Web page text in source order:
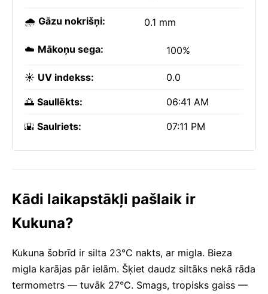
🌧️ Gāzu nokrišņi: 0.1 mm
☁️ Mākoņu sega: 100%
☀️ UV indekss: 0.0
🌅 Saullēkts: 06:41 AM
🌇 Saulriets: 07:11 PM
Kādi laikapstākļi pašlaik ir
Kukuna?
Kukuna šobrīd ir silta 23°C nakts, ar migla. Bieza
migla karājas pār ielām. Šķiet daudz siltāks nekā rāda
termometrs — tuvāk 27°C. Smags, tropisks gaiss —